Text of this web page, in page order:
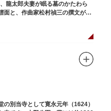
龍太郎夫妻が眠る墓のかたわら
面と、作曲家松村禎三の撰文が浮
別当寺として寛永元年（1624）